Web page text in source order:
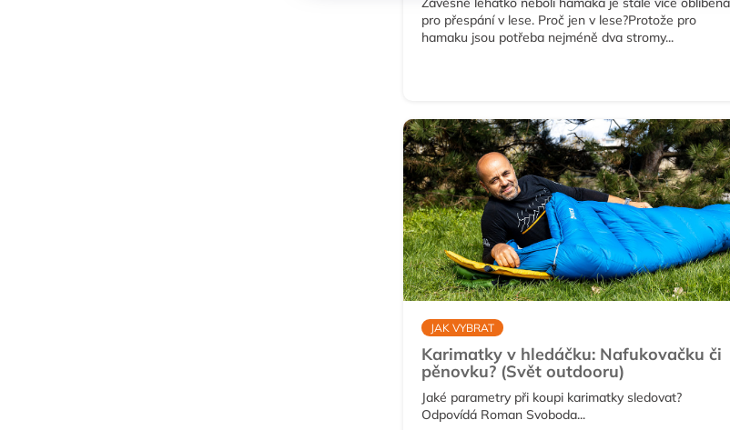
pro přespání v lese. Proč jen v lese?Protože pro
hamaku jsou potřeba nejméně dva stromy...
JAK VYBRAT
Karimatky v hledáčku: Nafukovačku či
pěnovku? (Svět outdooru)
Jaké parametry při koupi karimatky sledovat?
Odpovídá Roman Svoboda...